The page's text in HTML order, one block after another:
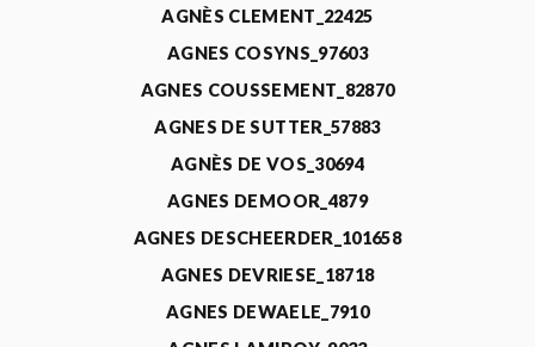
AGNÈS CLEMENT_22425
AGNES COSYNS_97603
AGNES COUSSEMENT_82870
AGNES DE SUTTER_57883
AGNÈS DE VOS_30694
AGNES DEMOOR_4879
AGNES DESCHEERDER_101658
AGNES DEVRIESE_18718
AGNES DEWAELE_7910